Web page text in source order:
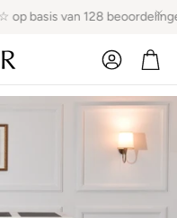
op basis van 128
Account